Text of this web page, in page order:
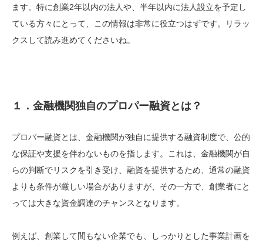
ます。特に創業2年以内の法人や、半年以内に法人設立を予定し
ている方々にとって、この情報は非常に役立つはずです。リラッ
クスして読み進めてくださいね。
１．金融機関独自のプロパー融資とは？
プロパー融資とは、金融機関が独自に提供する融資制度で、公的
な保証や支援を伴わないものを指します。これは、金融機関が自
らの判断でリスクを引き受け、融資を提供するため、通常の融資
よりも条件が厳しい場合がありますが、その一方で、創業者にと
っては大きな資金調達のチャンスとなります。
例えば、創業して間もない企業でも、しっかりとした事業計画を